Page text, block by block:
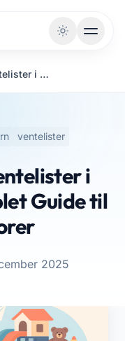
Håndtering af Ventelister i Vuggestuen: Komplet Guide til Koordinatorer
ventelister
i
Guide til
2025